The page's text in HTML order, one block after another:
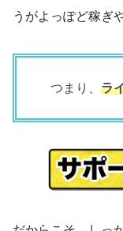
うがよっぽど稼ぎ
つまり、 ラ